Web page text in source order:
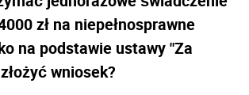
zł na niepełnosprawne
na podstawie ustawy "Za
wniosek?